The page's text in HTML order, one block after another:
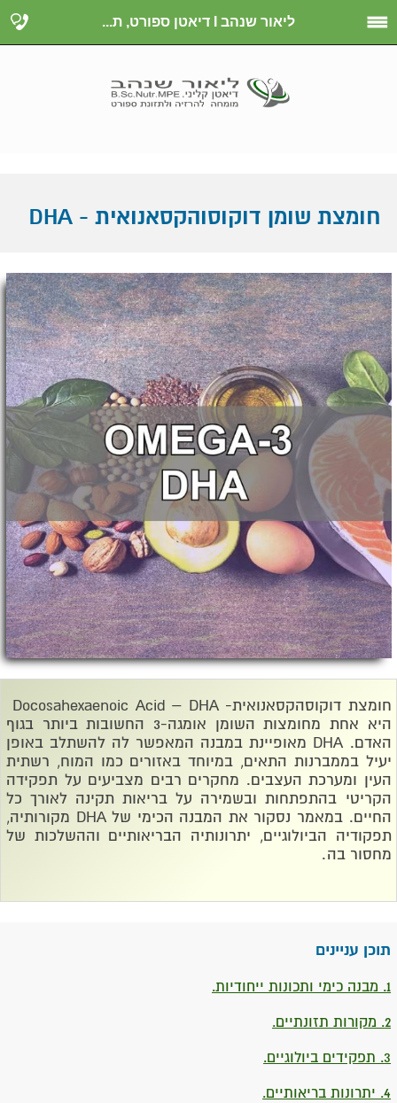
ליאור שנהב I דיאטן ספורט, ת...
חומצת דוקוסהקסאנואיתDocosahexaenoic Acid – DHA -
היא אחת מחומצות השומן אומגה-3 החשובות ביותר בגוף
האדם. DHA מאופיינת במבנה המאפשר לה להשתלב באופן
יעיל בממברנות התאים, במיוחד באזורים כמו המוח, רשתית
העין ומערכת העצבים. מחקרים רבים מצביעים על תפקידה
הקריטי בהתפתחות ובשמירה על בריאות תקינה לאורך כל
החיים. במאמר נסקור את המבנה הכימי שלDHA מקורותיה,
תפקודיה הביולוגיים, יתרונותיה הבריאותיים וההשלכות של
מחסור בה.
חומצת שומן דוקוסוהקסאנואית - DHA
תוכן עניינים
1. מבנה כימי ותכונות ייחודיות.
2. מקורות תזונתיים.
3. תפקידים ביולוגיים.
4. יתרונות בריאותיים.